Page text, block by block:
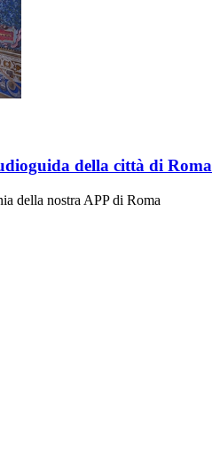
della città di Roma
della nostra APP di Roma